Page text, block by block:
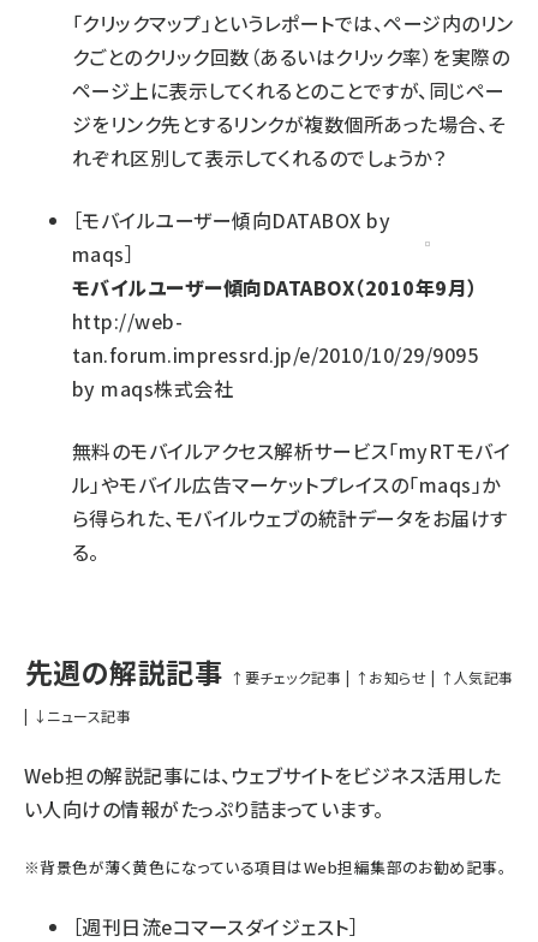
「クリックマップ」というレポートでは、ページ内のリン
クごとのクリック回数（あるいはクリック率）を実際の
ページ上に表示してくれるとのことですが、同じペー
ジをリンク先とするリンクが複数個所あった場合、そ
れぞれ区別して表示してくれるのでしょうか？
［モバイルユーザー傾向DATABOX by
maqs］
モバイルユーザー傾向DATABOX（2010年9月）
http://web-
tan.forum.impressrd.jp/e/2010/10/29/9095
by maqs株式会社
無料のモバイルアクセス解析サービス「myRTモバイ
ル」やモバイル広告マーケットプレイスの「maqs」か
ら得られた、モバイルウェブの統計データをお届けす
る。
先週の解説記事 ↑要チェック記事 | ↑お知らせ | ↑人気記事
| ↓ニュース記事
Web担の解説記事には、ウェブサイトをビジネス活用した
い人向けの情報がたっぷり詰まっています。
※背景色が薄く黄色になっている項目はWeb担編集部のお勧め記事。
［週刊日流eコマースダイジェスト］